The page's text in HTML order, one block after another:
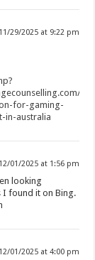
11/29/2025 at 9:22 pm
for-gaming-
in-australia
12/01/2025 at 1:56 pm
looking
I found it on Bing.
12/01/2025 at 4:00 pm